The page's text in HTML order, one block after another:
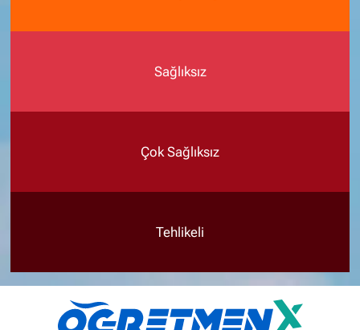
Sağlıksız
Çok Sağlıksız
Tehlikeli